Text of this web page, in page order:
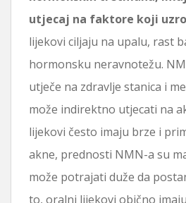
utjecaj na faktore koji
lijekovi ciljaju na upalu, rast
hormonsku neravnotežu.
utječe na zdravlje stanica i
može indirektno utjecati na
lijekovi često imaju brze i
akne, prednosti NMN-a su
može potrajati duže da
to, oralni lijekovi obično